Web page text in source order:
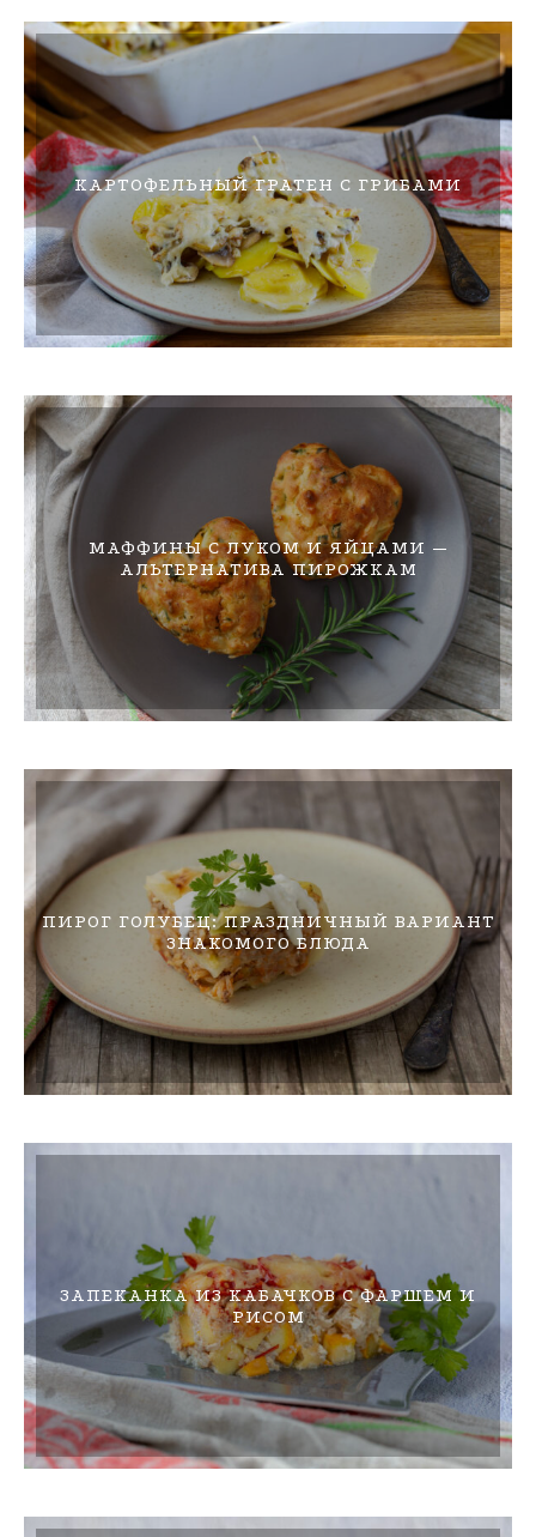
КАРТОФЕЛЬНЫЙ ГРАТЕН С ГРИБАМИ
МАФФИНЫ С ЛУКОМ И ЯЙЦАМИ —
АЛЬТЕРНАТИВА ПИРОЖКАМ
ПИРОГ ГОЛУБЕЦ: ПРАЗДНИЧНЫЙ ВАРИАНТ
ЗНАКОМОГО БЛЮДА
ЗАПЕКАНКА ИЗ КАБАЧКОВ С ФАРШЕМ И
РИСОМ